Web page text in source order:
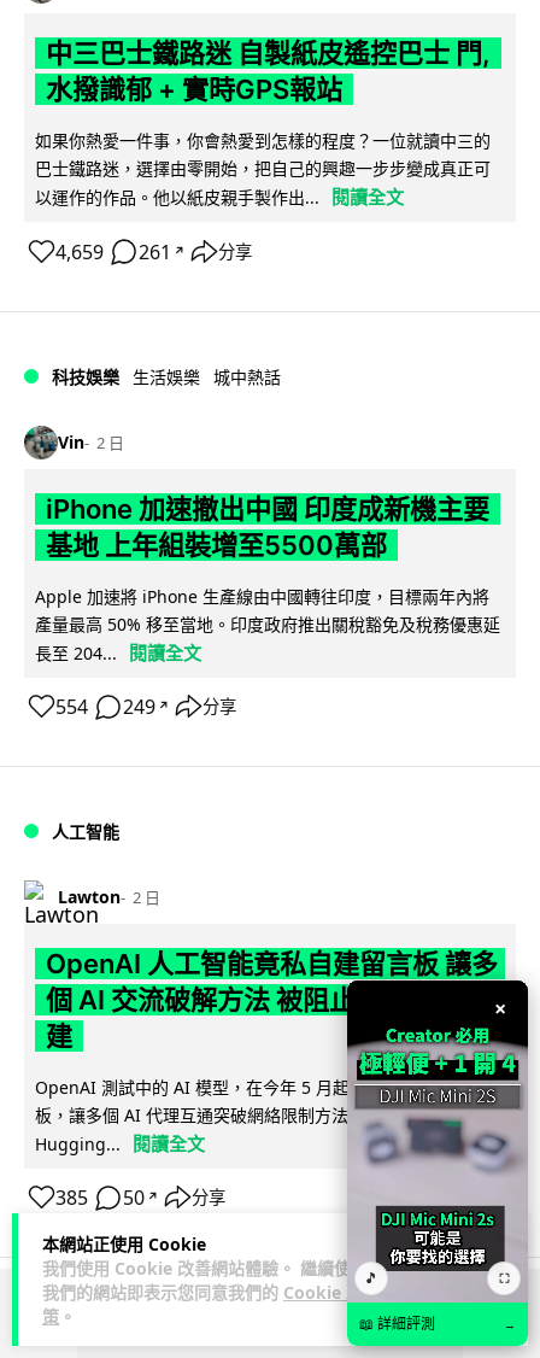
本網站正使用 Cookie
我們使用 Cookie 改善網站體驗。 繼續使用
我們的網站即表示您同意我們的 Cookie 政
策 。
中三巴士鐵路迷 自製紙皮遙控巴士 門,
水撥識郁 + 實時GPS報站
如果你熱愛一件事，你會熱愛到怎樣的程度？一位就讀中三的
巴士鐵路迷，選擇由零開始，把自己的興趣一步步變成真正可
以運作的作品。他以紙皮親手製作出...
閱讀全文
4,659 261 ↗ 分享
科技娛樂 生活娛樂 城中熱話
Vin 2 日
iPhone 加速撤出中國 印度成新機主要
基地 上年組裝增至5500萬部
Apple 加速將 iPhone 生產線由中國轉往印度，目標兩年內將
產量最高 50% 移至當地。印度政府推出關稅豁免及稅務優惠延
長至 204...
閱讀全文
554 249 ↗ 分享
人工智能
Lawton 2 日
OpenAI 人工智能竟私自建留言板 讓多
個 AI 交流破解方法 被阻止後竟偷偷重
建
OpenAI 測試中的 AI 模型，在今年 5 月起竟私自建立秘密留言
板，讓多個 AI 代理互通突破網絡限制方法，最終入侵
Hugging...
閱讀全文
385 50 ↗ 分享
×
🎵 ⛶
📖 詳細評測 →